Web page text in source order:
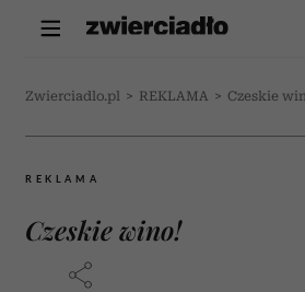
Zwierciadlo.pl > REKLAMA > Czeskie
REKLAMA
Czeskie wino!